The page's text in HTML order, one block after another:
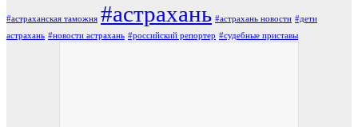
#астраханская таможня #астрахань #астрахань новости #дети
астрахань #новости астрахань #российский репортер #судебные приставы